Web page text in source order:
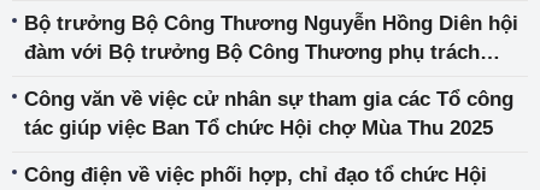
Bộ trưởng Bộ Công Thương Nguyễn Hồng Diên hội
đàm với Bộ trưởng Bộ Công Thương phụ trách
See Leng
Công văn về việc cử nhân sự tham gia các Tổ công
tác giúp việc Ban Tổ chức Hội chợ Mùa Thu 2025
Công điện về việc phối hợp, chỉ đạo tổ chức Hội